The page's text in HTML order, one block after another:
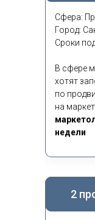
Сфера:
Город:
Сроки
В сфере
хотят
по
на
недели
2